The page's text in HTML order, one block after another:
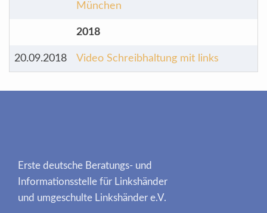
München
2018
20.09.2018 Video Schreibhaltung mit links
Erste deutsche Beratungs- und
Informationsstelle für Linkshänder
und umgeschulte Linkshänder e.V.